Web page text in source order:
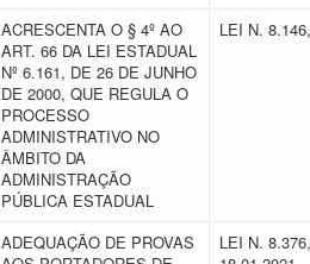
ACRESCENTA O § 4º AO
ART. 66 DA LEI ESTADUAL
Nº 6.161, DE 26 DE JUNHO
DE 2000, QUE REGULA O
PROCESSO
ADMINISTRATIVO NO
ÂMBITO DA
ADMINISTRAÇÃO
PÚBLICA ESTADUAL
LEI N.
ADEQUAÇÃO DE PROVAS
LEI N.